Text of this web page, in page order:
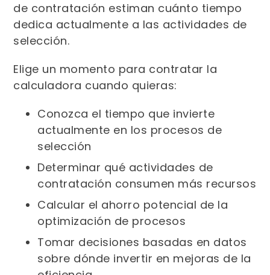
de contratación estiman cuánto tiempo
dedica actualmente a las actividades de
selección.
Elige un momento para contratar la
calculadora cuando quieras:
Conozca el tiempo que invierte
actualmente en los procesos de
selección
Determinar qué actividades de
contratación consumen más recursos
Calcular el ahorro potencial de la
optimización de procesos
Tomar decisiones basadas en datos
sobre dónde invertir en mejoras de la